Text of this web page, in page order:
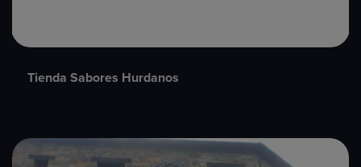
Tienda Sabores Hurdanos